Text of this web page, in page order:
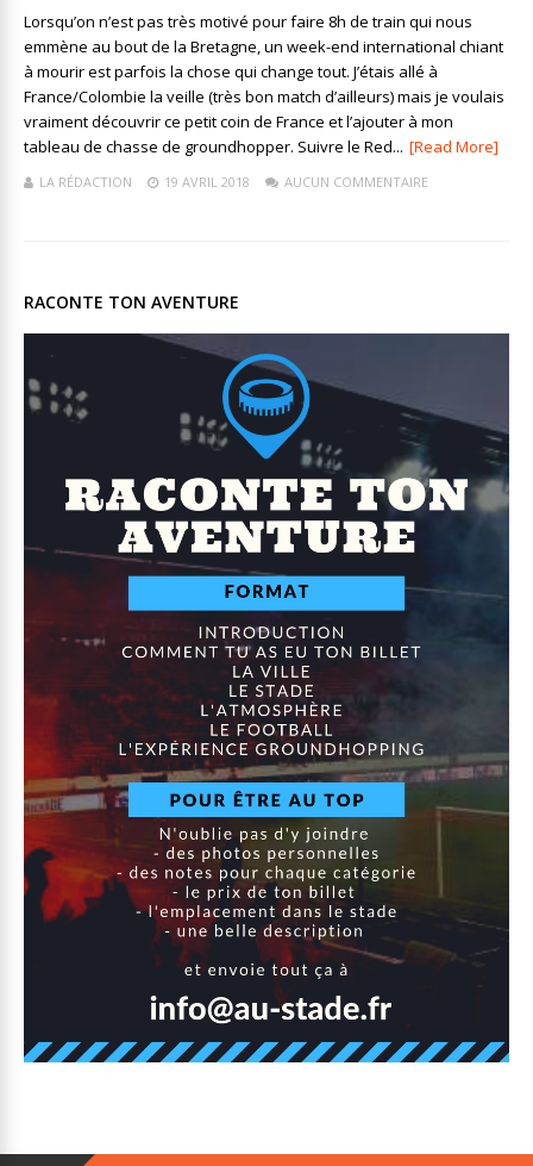
Lorsqu’on n’est pas très motivé pour faire 8h de train qui nous
emmène au bout de la Bretagne, un week-end international chiant
à mourir est parfois la chose qui change tout. J’étais allé à
France/Colombie la veille (très bon match d’ailleurs) mais je voulais
vraiment découvrir ce petit coin de France et l’ajouter à mon
tableau de chasse de groundhopper. Suivre le Red... [Read More]
LA RÉDACTION 19 AVRIL 2018 AUCUN COMMENTAIRE
RACONTE TON AVENTURE